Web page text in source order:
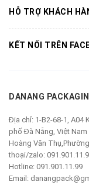
HỖ TRỢ KHÁCH
KẾT NỐI TRÊN
DANANG
Địa chỉ: 1-B2-68-1, A04
phố Đà Nẵng, Việt Nam
Hoàng Văn
thoại/zalo:
Hotline: 091.901.11.99
Email: